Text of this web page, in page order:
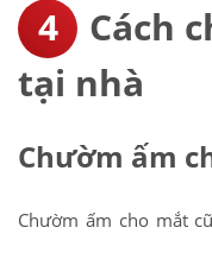
Cách
tại nhà
Chườm ấm
Chườm ấm cho mắt